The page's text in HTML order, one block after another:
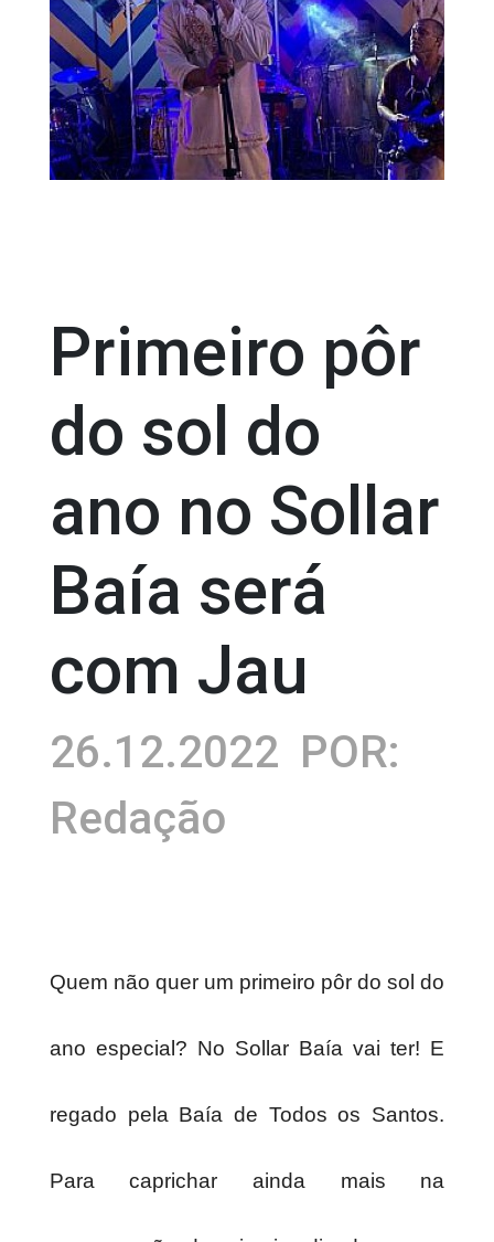
Primeiro pôr
do sol do
ano no Sollar
Baía será
com Jau
26.12.2022 POR:
Redação
Quem não quer um primeiro pôr do sol do
ano especial? No Sollar Baía vai ter! E
regado pela Baía de Todos os Santos.
Para caprichar ainda mais na